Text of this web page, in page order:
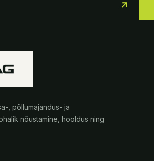
↗
, põllumajandus- ja
nõustamine, hooldus ning